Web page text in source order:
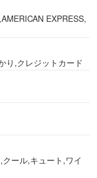
EXPRESS,
り,クレジットカード
ール,キュート,ワイ